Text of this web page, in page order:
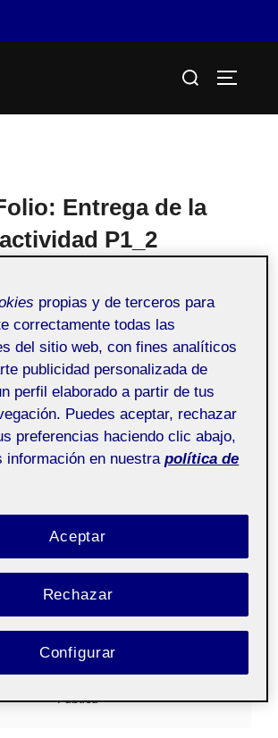
Buscar:
Entrega de la
actividad P1_2
Entrega de la actividad P1_2
F2: PDF final
Morales Fotografía
Publicado
24 octubre,
Pública
propias y de terceros para
correctamente todas las
del sitio web, con fines analíticos
publicidad personalizada de
perfil elaborado a partir de tus
Puedes aceptar, rechazar
preferencias haciendo clic abajo,
información en nuestra política de
Rechazar
Aceptar
Configurar